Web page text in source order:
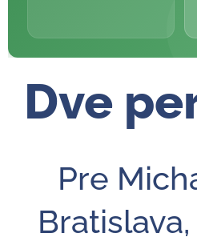
Dve
Pre